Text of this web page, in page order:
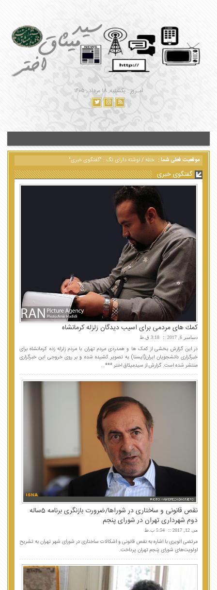
امـروز : یکشنبه, ۱۸ مرداد , ۱۴۰۵
موقعیت فعلی شما : خانه/نوشته دارای تگ : "گفتگوی خبری"
گفتگوی خبری
كمك های مردمی برای اسیب دیدگان زلزله كرمانشاه
دسامبر 6, 2017 3:18 ق.ظ
در این گزارش بخشی از کمک ها و همدردی مردم تهران با مردم زلزله زده کرمانشاه برای
خبرگزاری دانشجویان ایران(ایسنا) به تصویر کشیده شده و بر روی خروجی این خبرگزاری
منتشر شده است. گزارش از سیدمیثاق اختر ***...
نقص قانونی و ساختاری در شوراها/ضرورت بازنگری برنامه 5ساله
دوم شهرداری تهران در شورای پنجم
می 12, 2017 5:54 ب.ظ
مرتضی الویری با اشاره به نقص قانونی و اشکالات ساختاری در شورای شهر تهران به تشریح
اولویت‌های شورای پنجم تهران پرداخت.